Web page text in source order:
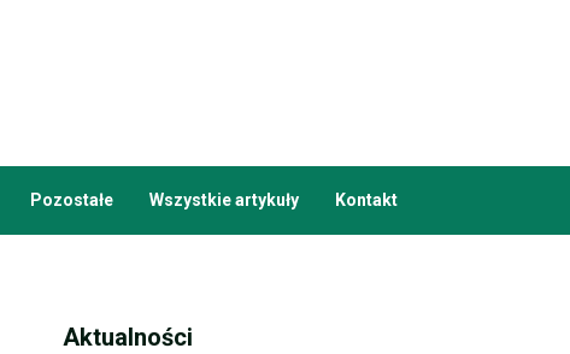
Pozostałe Wszystkie artykuły Kontakt
Aktualności